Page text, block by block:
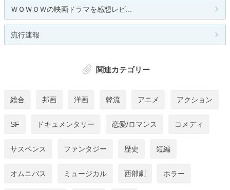
ＷＯＷＯＷの映画ドラマを感想レビ...
流行速報
関連カテゴリー
総合 邦画 洋画 韓流 アニメ アクション
SF ドキュメンタリー 恋愛/ロマンス コメディ
サスペンス ファンタジー 歴史 短編
オムニバス ミュージカル 西部劇 ホラー